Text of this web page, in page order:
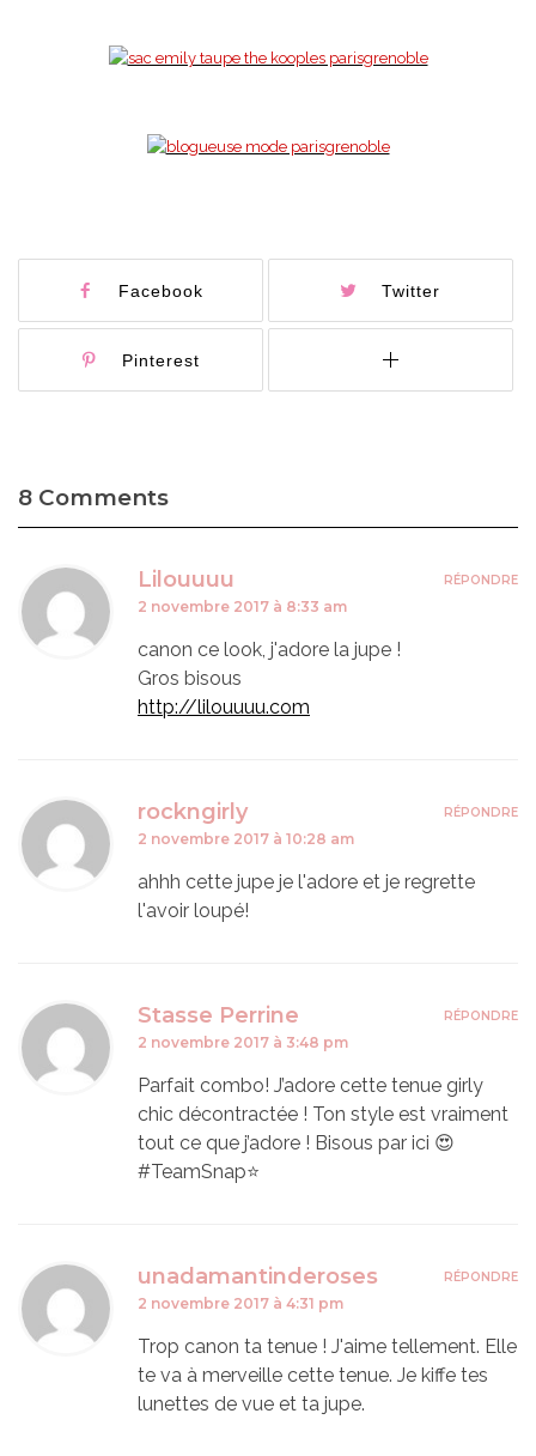
Facebook Twitter
Pinterest
8 Comments
Lilouuuu
2 novembre 2017 à 8:33 am
canon ce look, j'adore la jupe !
Gros bisous
http://lilouuuu.com
RÉPONDRE
rockngirly
2 novembre 2017 à 10:28 am
ahhh cette jupe je l'adore et je regrette
l'avoir loupé!
RÉPONDRE
Stasse Perrine
2 novembre 2017 à 3:48 pm
Parfait combo! J’adore cette tenue girly
chic décontractée ! Ton style est vraiment
tout ce que j’adore ! Bisous par ici 😍
#TeamSnap⭐️
RÉPONDRE
unadamantinderoses
2 novembre 2017 à 4:31 pm
Trop canon ta tenue ! J'aime tellement. Elle
te va à merveille cette tenue. Je kiffe tes
lunettes de vue et ta jupe.
RÉPONDRE